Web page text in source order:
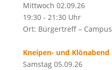
Mittwoch 02.09.26
19:30 - 21:30 Uhr
Ort: Bürgertreff – Campus
Kneipen- und Klönabend
Samstag 05.09.26